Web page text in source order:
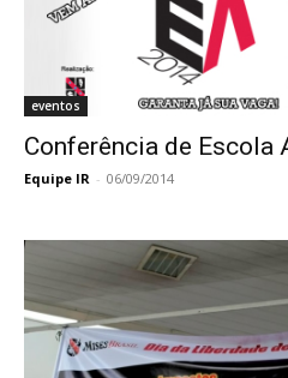
eventos
Conferência de Escola
Equipe IR - 06/09/2014